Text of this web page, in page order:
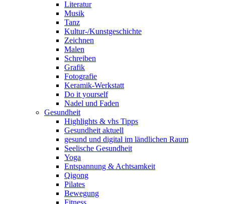
Literatur
Musik
Tanz
Kultur-/Kunstgeschichte
Zeichnen
Malen
Schreiben
Grafik
Fotografie
Keramik-Werkstatt
Do it yourself
Nadel und Faden
Gesundheit
Highlights & vhs Tipps
Gesundheit aktuell
gesund und digital im ländlichen Raum
Seelische Gesundheit
Yoga
Entspannung & Achtsamkeit
Qigong
Pilates
Bewegung
Fitness